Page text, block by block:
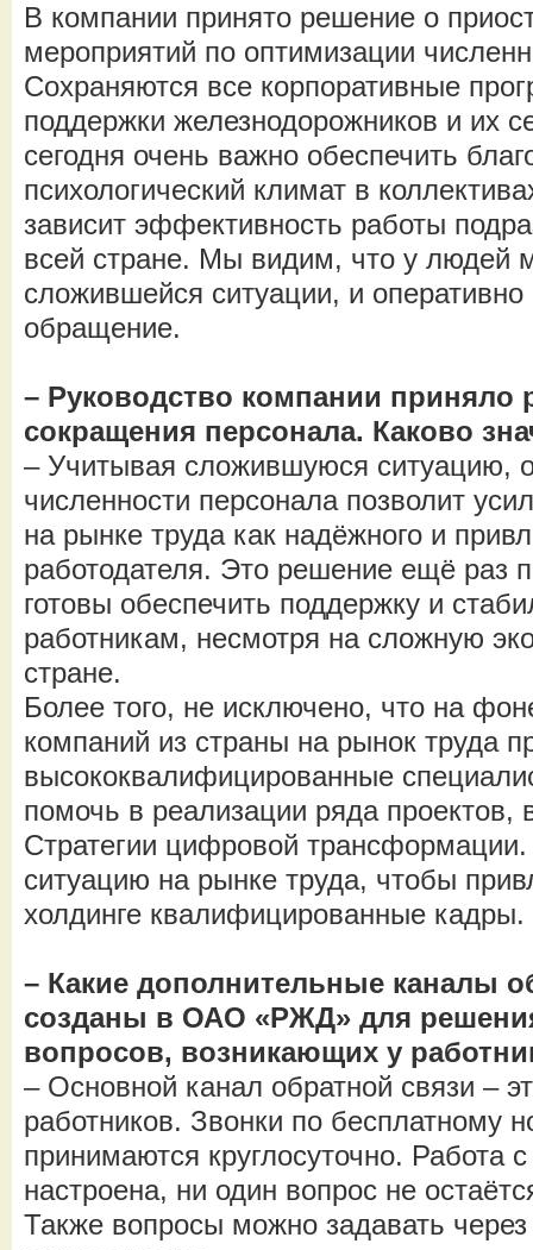
В компании принято решение о
мероприятий по оптимизации
Сохраняются все корпоративные
поддержки железнодорожников и их
сегодня очень важно обеспечить
психологический климат в
зависит эффективность работы
всей стране. Мы видим, что у людей
сложившейся ситуации, и
обращение.
– Руководство компании приняло
сокращения персонала. Каково
– Учитывая сложившуюся ситуацию,
численности персонала позволит
на рынке труда как надёжного и
работодателя. Это решение ещё раз
готовы обеспечить поддержку и
работникам, несмотря на сложную
стране.
Более того, не исключено, что на
компаний из страны на рынок труда
высококвалифицированные
помочь в реализации ряда проектов,
Стратегии цифровой
ситуацию на рынке труда, чтобы
холдинге квалифицированные кадры.
– Какие дополнительные каналы
созданы в ОАО «РЖД» для
вопросов, возникающих у
– Основной канал обратной связи –
работников. Звонки по бесплатному
принимаются круглосуточно. Работа
настроена, ни один вопрос не
Также вопросы можно задавать